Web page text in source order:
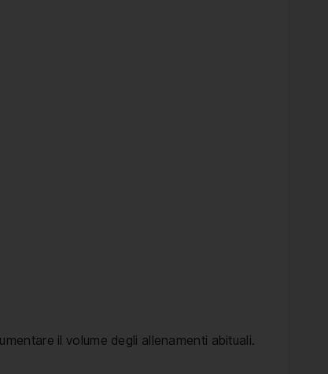
il volume degli allenamenti abituali.